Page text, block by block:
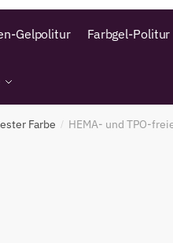
Gelpolitur Farbgel-Politur
Farbe / HEMA- und TPO-